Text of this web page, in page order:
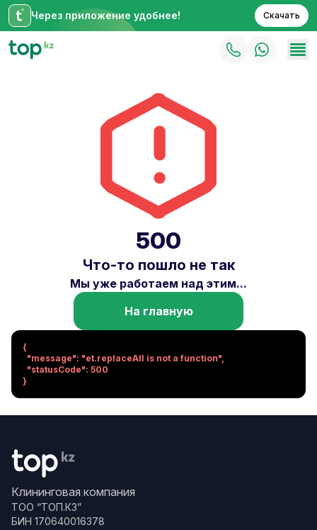
Через приложение удобнее! Скачать
500
Что-то пошло не так
Мы уже работаем над этим...
На главную
{
}
Клининговая компания
ТОО “ТОП.КЗ”
БИН 170640016378